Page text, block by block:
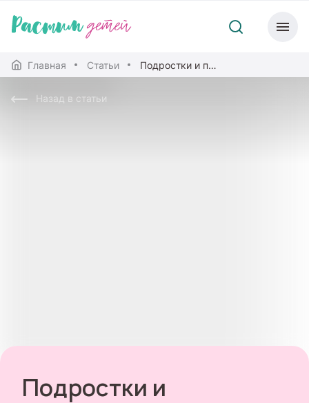
Главная Статьи Подростки и психоактивные вещества
Назад в статьи
Подростки и